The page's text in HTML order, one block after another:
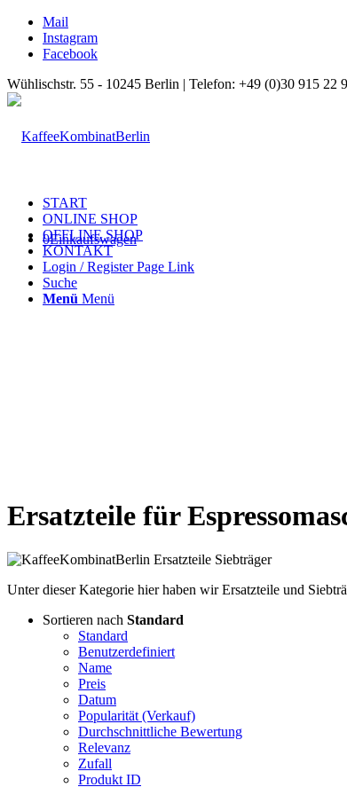
Mail
Instagram
Facebook
Wühlischstr. 55 - 10245 Berlin | Telefon: +49 (0)30 915 22
0Einkaufswagen
START
ONLINE SHOP
OFFLINE SHOP
KONTAKT
Login / Register Page Link
Suche
Menü Menü
Ersatzteile für
Unter dieser Kategorie hier haben wir Ersatzteile und
Sortieren nach Standard
Standard
Benutzerdefiniert
Name
Preis
Datum
Popularität (Verkauf)
Durchschnittliche Bewertung
Relevanz
Zufall
Produkt ID